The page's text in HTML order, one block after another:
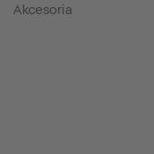
Akcesoria